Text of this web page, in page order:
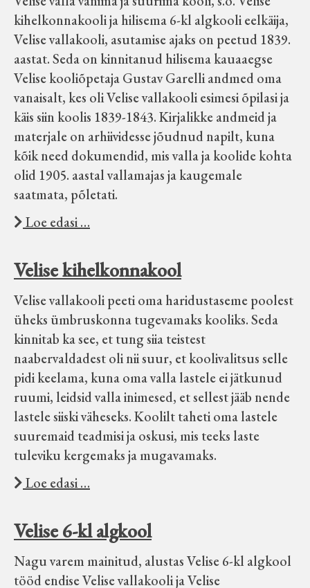
Virtuaalnäitused
Otsi
Tagasiside
Koduleht on teoks saanud tänu Sillaotsa
Muuseumisõprade Seltsingu, Kohaliku
Omaalgatuse Programmi ja Märjamaa
Vallavalitsuse abile.
kihelkonnakooli ja hilisema 6-kl algkooli eelkäija,
Velise vallakooli, asutamise ajaks on peetud 1839.
aastat. Seda on kinnitanud hilisema kauaaegse
Velise kooliõpetaja Gustav Garelli andmed oma
vanaisalt, kes oli Velise vallakooli esimesi õpilasi ja
käis siin koolis 1839-1843. Kirjalikke andmeid ja
materjale on arhiividesse jõudnud napilt, kuna
kõik need dokumendid, mis valla ja koolide kohta
olid 1905. aastal vallamajas ja kaugemale
saatmata, põletati.
Loe edasi …
Velise kihelkonnakool
Velise vallakooli peeti oma haridustaseme poolest
üheks ümbruskonna tugevamaks kooliks. Seda
kinnitab ka see, et tung siia teistest
naabervaldadest oli nii suur, et koolivalitsus selle
pidi keelama, kuna oma valla lastele ei jätkunud
ruumi, leidsid valla inimesed, et sellest jääb nende
lastele siiski väheseks. Koolilt taheti oma lastele
suuremaid teadmisi ja oskusi, mis teeks laste
tuleviku kergemaks ja mugavamaks.
Loe edasi …
Velise 6-kl algkool
Nagu varem mainitud, alustas Velise 6-kl algkool
tööd endise Velise vallakooli ja Velise